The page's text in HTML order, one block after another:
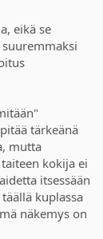
eikä se
tärkeänä
mutta
kokija ei
itsessään
kuplassa
näkemys on